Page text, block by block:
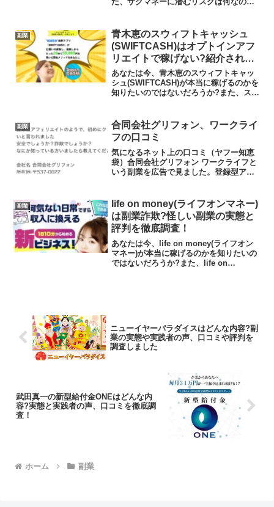
は低いといえます。今回はその理由につ
いて解説したいと思います...
副業
青木恵のスウィフトキャッシュ
(SWIFTCASH)はオプトインアフ
リエイトで稼げない?紹介される
ものは詐欺ビジネス?怪しい副業
の実態と実践者の声、口コミを徹
底調査！
あなたは今、青木恵のスウィフトキャッ
シュ(SWIFTCASH)が本当に稼げるのかを
知りたいのではないだろうか?また、スウ
ではないだろうか？答えを言うと、大き
く...
副業
合同会社グリフォン、ワークライ
フの口コミ
気になるネット上の口コミ（ヤフー知恵
袋）合同会社グリフォン ワークライフと
いう副業を広告で見ました。登録型アフ
われました安全でしょうか？詐欺でしょ
うか？なにか知ってい...
副業
life on money(ライフオンマネー)
は副業詐欺?怪しい副業の実態と
評判を徹底調査！
あなたは今、life on money(ライフオン
マネー)が本当に稼げるのかを知りたいの
ではないだろうか?また、life on
ニューイヤーパラダイスはどんな内容?副
業の実態や実践者の声、口コミや評判を
調査しました
武田真一の新型給付金ONEはどんな内
容?実態と実践者の声、口コミを徹底調
査！
ホーム 副業